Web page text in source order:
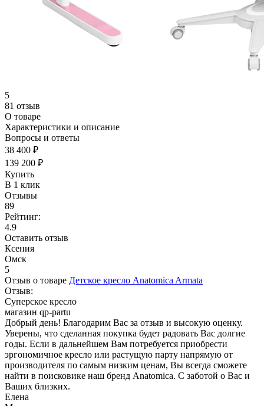
5
81 отзыв
О товаре
Характеристики и описание
Вопросы и ответы
38 400 ₽
139 200 ₽
Купить
В 1 клик
Отзывы
89
Рейтинг:
4.9
Оставить отзыв
Ксения
Омск
5
Отзыв о товаре Детское кресло Anatomica Armata
Отзыв:
Суперское кресло
магазин qp-partu
Добрый день! Благодарим Вас за отзыв и высокую оценку.
Уверены, что сделанная покупка будет радовать Вас долгие
годы. Если в дальнейшем Вам потребуется приобрести
эргономичное кресло или растущую парту напрямую от
производителя по самым низким ценам, Вы всегда сможете
найти в поисковике наш бренд Anatomica. С заботой о Вас и
Ваших близких.
Елена